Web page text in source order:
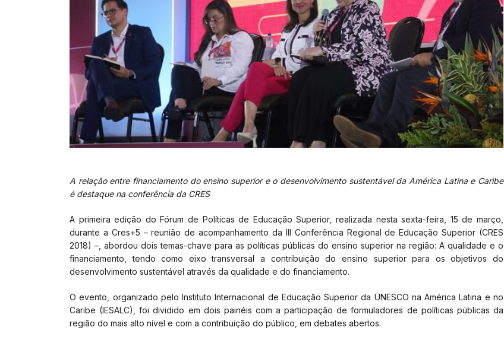
A relação entre financiamento do ensino superior e o desenvolvimento sustentável da América Latina e Caribe
é destaque na conferência da CRES
A primeira edição do Fórum de Políticas de Educação Superior, realizada nesta sexta-feira, 15 de março,
durante a Cres+5 – reunião de acompanhamento da III Conferência Regional de Educação Superior (CRES
2018) –, abordou dois temas-chave para as políticas públicas do ensino superior na região: A qualidade e o
financiamento, tendo como eixo transversal a contribuição do ensino superior para os objetivos do
desenvolvimento sustentável através da qualidade e do financiamento.
O evento, organizado pelo Instituto Internacional de Educação Superior da UNESCO na América Latina e no
Caribe (IESALC), foi dividido em dois painéis com a participação de formuladores de políticas públicas da
região do mais alto nível e com a contribuição do público, em debates abertos.